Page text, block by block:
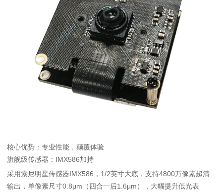
核心优势：专业性能，颠覆体验
旗舰级传感器：IMX586加持
采用索尼明星传感器IMX586，1/2英寸大底，支持4800万像素超清
输出，单像素尺寸0.8μm（四合一后1.6μm），大幅提升低光表